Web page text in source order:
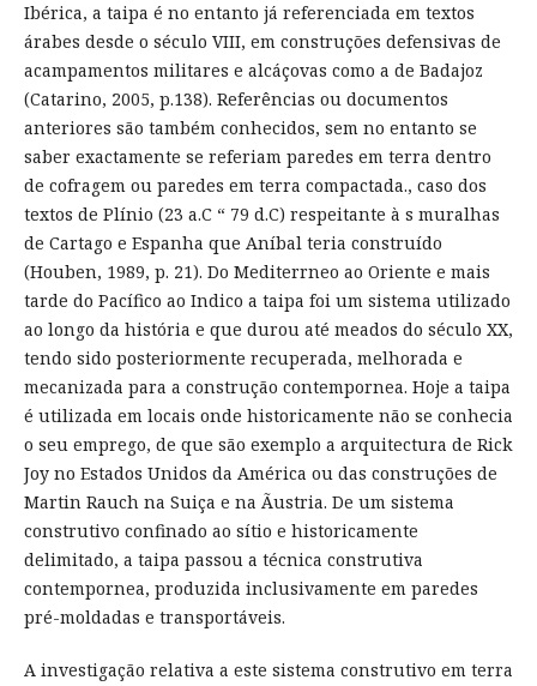
Ibérica, a taipa é no entanto já referenciada em textos
árabes desde o século VIII, em construções defensivas de
acampamentos militares e alcáçovas como a de Badajoz
(Catarino, 2005, p.138). Referências ou documentos
anteriores são também conhecidos, sem no entanto se
saber exactamente se referiam paredes em terra dentro
de cofragem ou paredes em terra compactada., caso dos
textos de Plínio (23 a.C “ 79 d.C) respeitante à s muralhas
de Cartago e Espanha que Aníbal teria construído
(Houben, 1989, p. 21). Do Mediterrneo ao Oriente e mais
tarde do Pacífico ao Indico a taipa foi um sistema utilizado
ao longo da história e que durou até meados do século XX,
tendo sido posteriormente recuperada, melhorada e
mecanizada para a construção contempornea. Hoje a taipa
é utilizada em locais onde historicamente não se conhecia
o seu emprego, de que são exemplo a arquitectura de Rick
Joy no Estados Unidos da América ou das construções de
Martin Rauch na Suiça e na Ãustria. De um sistema
construtivo confinado ao sítio e historicamente
delimitado, a taipa passou a técnica construtiva
contempornea, produzida inclusivamente em paredes
pré-moldadas e transportáveis.
A investigação relativa a este sistema construtivo em terra